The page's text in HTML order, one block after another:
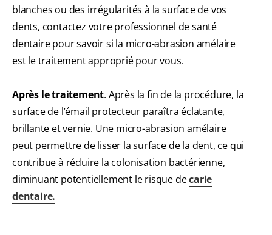
blanches ou des irrégularités à la surface de vos
dents, contactez votre professionnel de santé
dentaire pour savoir si la micro-abrasion amélaire
est le traitement approprié pour vous.
Après le traitement. Après la fin de la procédure, la
surface de l’émail protecteur paraîtra éclatante,
brillante et vernie. Une micro-abrasion amélaire
peut permettre de lisser la surface de la dent, ce qui
contribue à réduire la colonisation bactérienne,
diminuant potentiellement le risque decarie
dentaire.